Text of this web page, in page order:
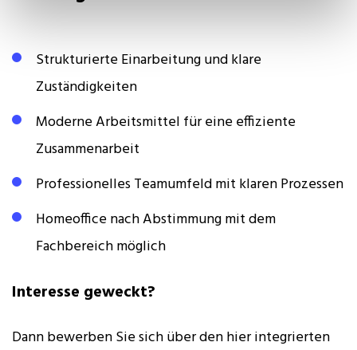
Strukturierte Einarbeitung und klare
Zuständigkeiten
Moderne Arbeitsmittel für eine effiziente
Zusammenarbeit
Professionelles Teamumfeld mit klaren Prozessen
Homeoffice nach Abstimmung mit dem
Fachbereich möglich
Interesse geweckt?
Dann bewerben Sie sich über den hier integrierten